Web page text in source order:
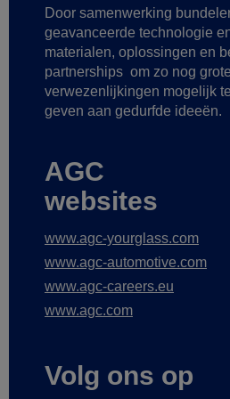
Door samenwerking
geavanceerde technologie
materialen, oplossingen en
partnerships om zo nog
verwezenlijkingen mogelijk
geven aan gedurfde ideeën.
AGC
websites
www.agc-yourglass.com
www.agc-automotive.com
www.agc-careers.eu
www.agc.com
Volg ons op